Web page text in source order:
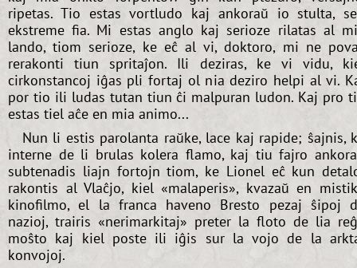
ripetas. Tio estas vortludo kaj ankoraŭ io stulta,
ekstreme fia. Mi estas anglo kaj serioze rilatas al
lando, tiom serioze, ke eĉ al vi, doktoro, mi ne
rerakonti tiun spritaĵon. Ili deziras, ke vi vidu,
cirkonstancoj iĝas pli fortaj ol nia deziro helpi al vi.
por tio ili ludas tutan tiun ĉi malpuran ludon. Kaj pro
estas tiel aĉe en mia animo...
Nun li estis parolanta raŭke, lace kaj rapide; ŝajnis,
interne de li brulas kolera flamo, kaj tiu fajro
subtenadis liajn fortojn tiom, ke Lionel eĉ kun
rakontis al Vlaĉjo, kiel «malaperis», kvazaŭ en
kinofilmo, el la franca haveno Bresto pezaj ŝipoj
nazioj, trairis «nerimarkitaj» preter la floto de lia
moŝto kaj kiel poste ili iĝis sur la vojo de la
konvojoj.